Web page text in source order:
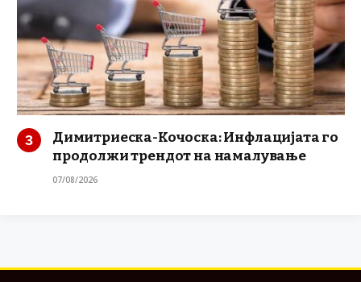
Димитриеска-Кочоска: Инфлацијата го
продолжи трендот на намалување
07/08/2026